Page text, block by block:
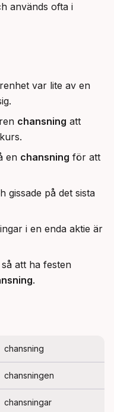
används ofta i
var lite av en
chansning att
en chansning för att
gissade på det sista
i en enda aktie är
att ha festen
.
chansning
chansningen
chansningar